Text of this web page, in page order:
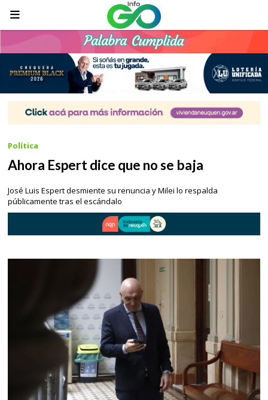
Ahora Espert dice que no se baja
José Luis Espert desmiente su renuncia y Milei lo respalda
públicamente tras el escándalo
Política